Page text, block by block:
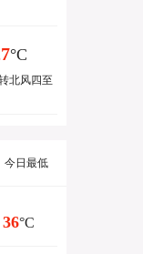
°C
北风四至
今日最低
36°C